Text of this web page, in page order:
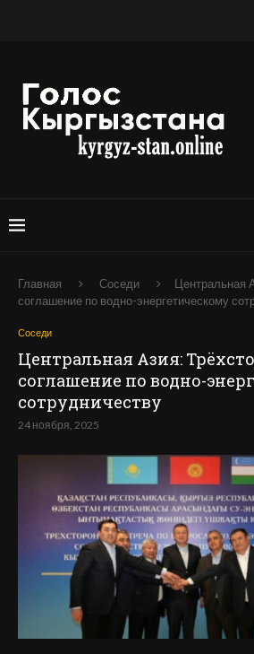
Главная Соседи
Центральная
соглашение по водно-энергетическому
Соседи
Центральная Азия:
соглашение по водно-
сотрудничеству
24 ноября, 2025